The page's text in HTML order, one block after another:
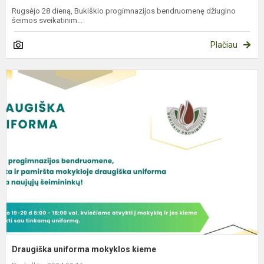
Rugsėjo 28 dieną, Bukiškio progimnazijos bendruomenę džiugino
šeimos sveikatinim...
Plačiau
Draugiška uniforma mokyklos kieme